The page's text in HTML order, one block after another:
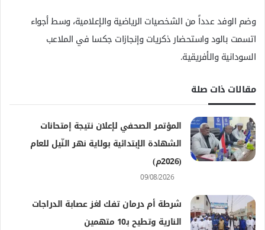
ر
و
ن
وضم الوفد عدداً من الشخصيات الرياضية والإعلامية، وسط أجواء
اتسمت بالود واستحضار ذكريات وإنجازات جكسا في الملاعب
السودانية والأفريقية.
مقالات ذات صلة
المؤتمر الصحفي لإعلان نتيجة إمتحانات
الشهادة الإبتدائية بولاية نهر النّيل للعام
(2026م)
09/08/2026
شرطة أم درمان تفك لغز عصابة الدراجات
النارية وتطيح بـ10 متهمين